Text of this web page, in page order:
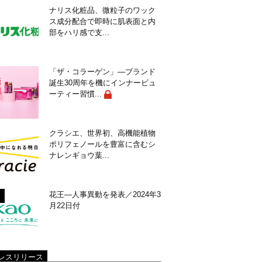
ナリス化粧品、微粒子のワック
ス成分配合で即時に肌表面と内
部をハリ感で支...
「ザ・コラーゲン」―ブランド
誕生30周年を機にインナービュ
ーティー習慣...
クラシエ、世界初、高機能植物
ポリフェノールを豊富に含むシ
ナレンギョウ葉...
花王―人事異動を発表／2024年3
月22日付
スリリース